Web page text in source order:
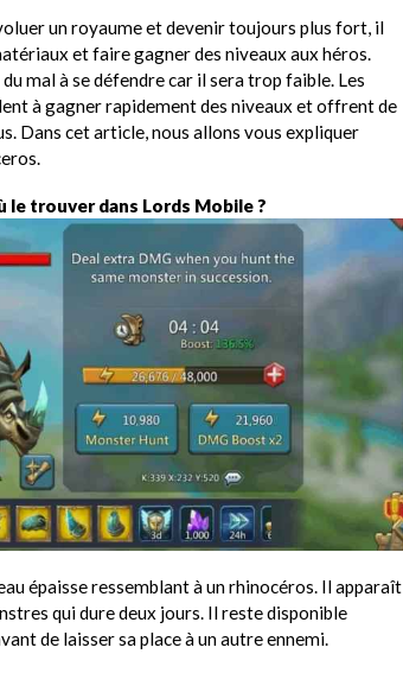
un royaume et devenir toujours plus fort, il
et faire gagner des niveaux aux héros.
mal à se défendre car il sera trop faible. Les
à gagner rapidement des niveaux et offrent de
Dans cet article, nous allons vous expliquer
trouver dans Lords Mobile ?
épaisse ressemblant à un rhinocéros. Il apparaît
qui dure deux jours. Il reste disponible
de laisser sa place à un autre ennemi.